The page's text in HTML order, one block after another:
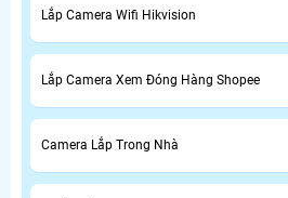
Lắp Camera Wifi Hikvision
Lắp Camera Xem Đóng Hàng Shopee
Camera Lắp Trong Nhà